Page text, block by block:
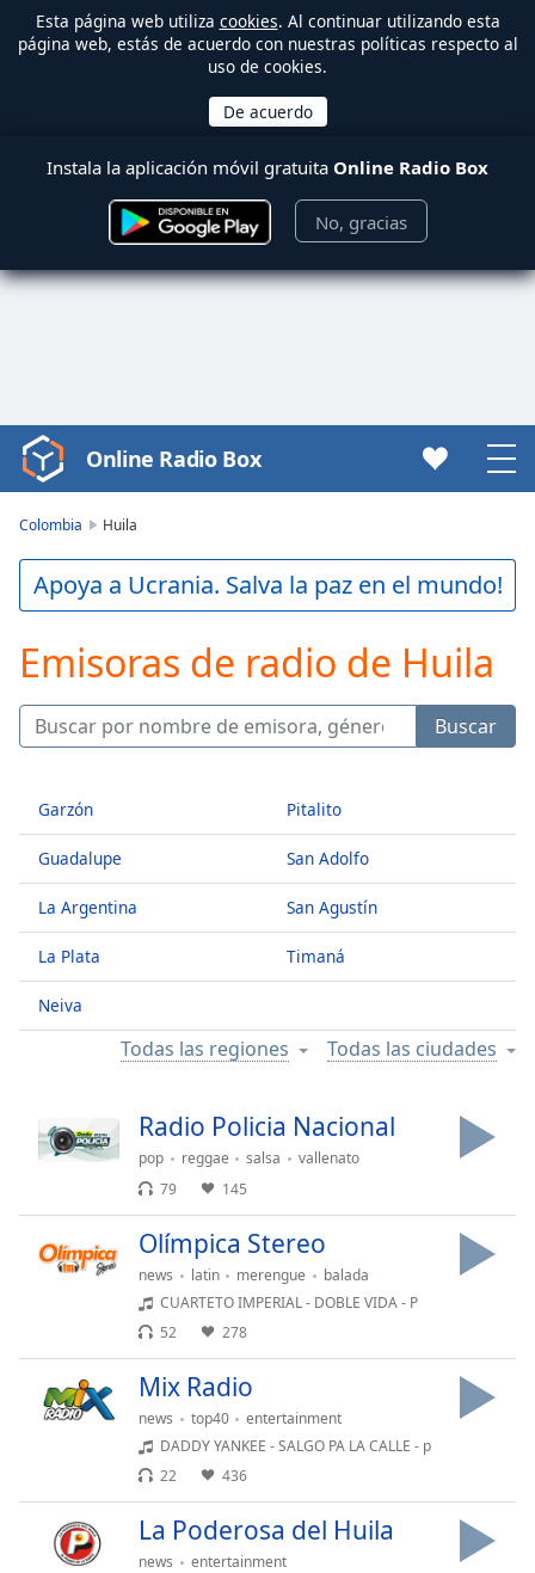
Esta página web utiliza cookies. Al continuar utilizando esta
página web, estás de acuerdo con nuestras políticas respecto al
uso de cookies.
Instala la aplicación móvil gratuita Online Radio Box
No, gracias
Video
Player
Play
Video
Skip
Backward
Forward
Mute
Duration-:-
Loaded:
0.00%
Stream
Type LIVE
Seek to
currently
behind
Chapters
Descriptions
descriptions
Subtitles
subtitles
Online Radio Box
Colombia Huila
Apoya a Ucrania. Salva la paz en el mundo!
Emisoras de radio de Huila
Buscar
Garzón
Guadalupe
La Argentina
La Plata
Neiva
Pitalito
San Adolfo
San Agustín
Timaná
Todas las ciudades
Todas las regiones
Radio Policia Nacional
pop reggae salsa
vallenato
79
145
Olímpica Stereo
news latin merengue
balada
CUARTETO IMPERIAL - DOBLE VIDA - P
52
278
Mix Radio
news top40
entertainment
DADDY YANKEE - SALGO PA LA CALLE - p
22
436
La Poderosa del Huila
news
entertainment